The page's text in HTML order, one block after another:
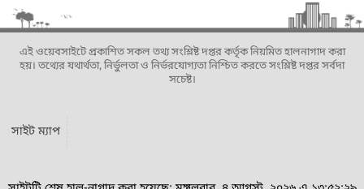
এই ওয়েবসাইটে প্রকাশিত সকল তথ্য সংশ্লিষ্ট দপ্তর কর্তৃক নিয়মিত হালনাগাদ করা
হয়। তথ্যের যথার্থতা, নির্ভুলতা ও নির্ভরযোগ্যতা নিশ্চিত করতে সংশ্লিষ্ট দপ্তর সর্বদা
সচেষ্ট।
সাইট ম্যাপ